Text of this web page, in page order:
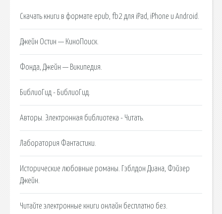
Скачать книги в формате epub, fb2 для iPad, iPhone и Android.
Джейн Остин — КиноПоиск.
Фонда, Джейн — Википедия.
БиблиоГид - БиблиоГид.
Авторы. Электронная библиотека - Читать.
Лаборатория Фантастики.
Исторические любовные романы. Гэблдон Диана, Фэйзер
Джейн.
Читайте электронные книги онлайн бесплатно без.